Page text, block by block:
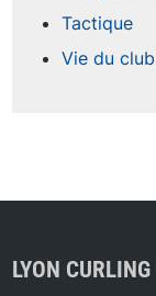
Tactique
Vie du club
LYON CURLING